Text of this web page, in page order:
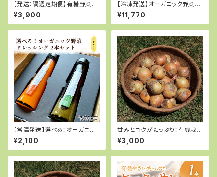
【発送：隔週定期便】有機野菜M
サイズ
¥3,900
【冷凍発送】オーガニック野菜と
但馬のブランド肉を取り揃えた
豪華洋風パーティーセット
¥11,770
【常温発送】選べる！オーガニッ
ク野菜ドレッシング2本セット
¥2,100
甘みとコクがたっぷり！有機栽培
玉ねぎ５kg
¥3,000